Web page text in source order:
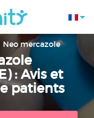
Neo mercazole
: Avis et
patients